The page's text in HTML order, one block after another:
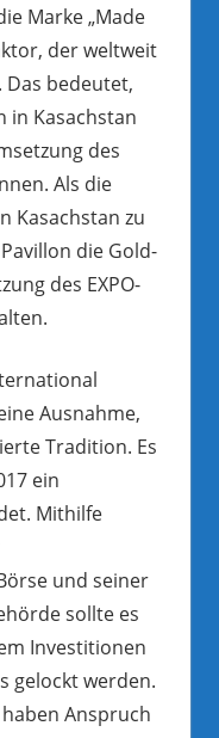
Marke „Made
der weltweit
bedeutet,
in Kasachstan
des
Als die
Kasachstan zu
die Gold-
des EXPO-
Ausnahme,
Tradition. Es
ein
Mithilfe
und seiner
sollte es
Investitionen
gelockt werden.
Anspruch